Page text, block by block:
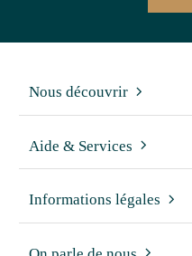
Nous découvrir
Aide & Services
Informations légales